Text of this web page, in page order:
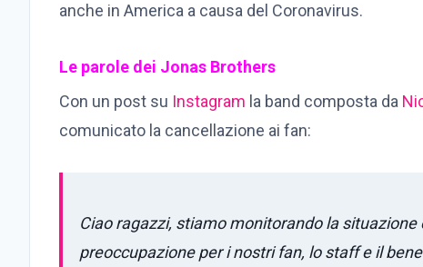
anche in America a causa del Coronavirus.
Le parole dei Jonas Brothers
Con un post su Instagram la band composta da
comunicato la cancellazione ai fan:
Ciao ragazzi, stiamo monitorando la
preoccupazione per i nostri fan, lo staff e il